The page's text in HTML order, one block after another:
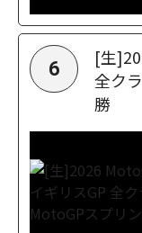
6
[生
全ク
勝